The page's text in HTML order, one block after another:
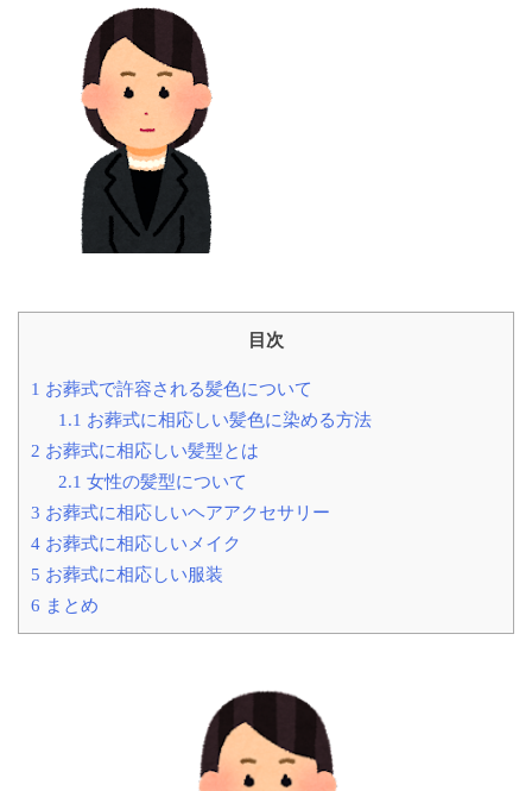
目次
1 お葬式で許容される髪色について
1.1 お葬式に相応しい髪色に染める方法
2 お葬式に相応しい髪型とは
2.1 女性の髪型について
3 お葬式に相応しいヘアアクセサリー
4 お葬式に相応しいメイク
5 お葬式に相応しい服装
6 まとめ